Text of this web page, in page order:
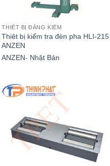
THIẾT BỊ ĐĂNG KIỂM
Thiêt bị kiểm tra đèn pha HLI-215
ANZEN
ANZEN- Nhật Bản